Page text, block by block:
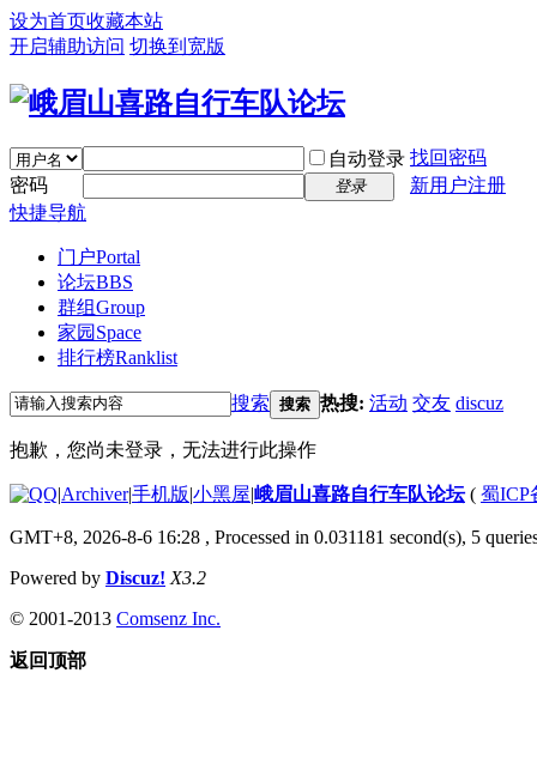
设为首页收藏本站
开启辅助访问 切换到宽版
自动登录 找回密码
密码
登录
新用户注册
快捷导航
门户Portal
论坛BBS
群组Group
家园 Space
排行榜Ranklist
搜索 搜索 热搜: 活动 交友 discuz
抱歉，您尚未登录，无法进行此操作
|Archiver|手机版|小黑屋|峨眉山喜路自行车队论坛( 蜀ICP
GMT+8, 2026-8-6 16:28 , Processed in 0.031181 second(s), 5
Powered by Discuz! X3.2
© 2001-2013 Comsenz Inc.
返回顶部